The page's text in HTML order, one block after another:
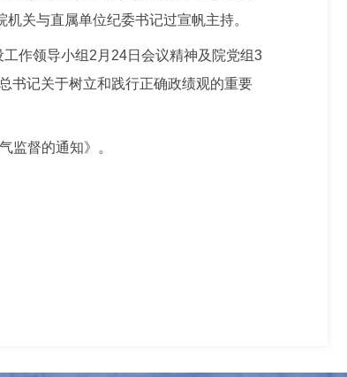
关与直属单位纪委书记过宣帆主持。
作领导小组2月24日会议精神及院党组3
书记关于树立和践行正确政绩观的重要
监督的通知》。